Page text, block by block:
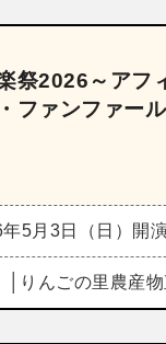
祭2026～ア
ァンファール
5月3日（日） 開
りんごの里農産